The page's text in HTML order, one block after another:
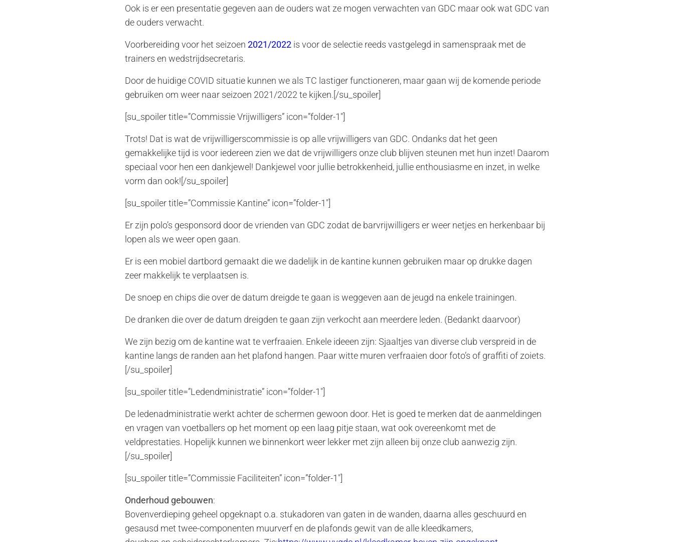
Ook is er een presentatie gegeven aan de ouders wat ze mogen verwachten van GDC maar ook wat GDC van
de ouders verwacht.
Voorbereiding voor het seizoen 2021/2022 is voor de selectie reeds vastgelegd in samenspraak met de
trainers en wedstrijdsecretaris.
Door de huidige COVID situatie kunnen we als TC lastiger functioneren, maar gaan wij de komende periode
gebruiken om weer naar seizoen 2021/2022 te kijken.[/su_spoiler]
[su_spoiler title=”Commissie Vrijwilligers” icon=”folder-1″]
Trots! Dat is wat de vrijwilligerscommissie is op alle vrijwilligers van GDC. Ondanks dat het geen
gemakkelijke tijd is voor iedereen zien we dat de vrijwilligers onze club blijven steunen met hun inzet! Daarom
speciaal voor hen een dankjewel! Dankjewel voor jullie betrokkenheid, jullie enthousiasme en inzet, in welke
vorm dan ook![/su_spoiler]
[su_spoiler title=”Commissie Kantine” icon=”folder-1″]
Er zijn polo’s gesponsord door de vrienden van GDC zodat de barvrijwilligers er weer netjes en herkenbaar bij
lopen als we weer open gaan.
Er is een mobiel dartbord gemaakt die we dadelijk in de kantine kunnen gebruiken maar op drukke dagen
zeer makkelijk te verplaatsen is.
De snoep en chips die over de datum dreigde te gaan is weggeven aan de jeugd na enkele trainingen.
De dranken die over de datum dreigden te gaan zijn verkocht aan meerdere leden. (Bedankt daarvoor)
We zijn bezig om de kantine wat te verfraaien. Enkele ideeen zijn: Sjaaltjes van diverse club verspreid in de
kantine langs de randen aan het plafond hangen. Paar witte muren verfraaien door foto’s of graffiti of zoiets.
[/su_spoiler]
[su_spoiler title=”Ledendministratie” icon=”folder-1″]
De ledenadministratie werkt achter de schermen gewoon door. Het is goed te merken dat de aanmeldingen
en vragen van voetballers op het moment op een laag pitje staan, wat ook overeenkomt met de
veldprestaties. Hopelijk kunnen we binnenkort weer lekker met zijn alleen bij onze club aanwezig zijn.
[/su_spoiler]
[su_spoiler title=”Commissie Faciliteiten” icon=”folder-1″]
Onderhoud gebouwen:
Bovenverdieping geheel opgeknapt o.a. stukadoren van gaten in de wanden, daarna alles geschuurd en
gesausd met twee-componenten muurverf en de plafonds gewit van de alle kleedkamers,